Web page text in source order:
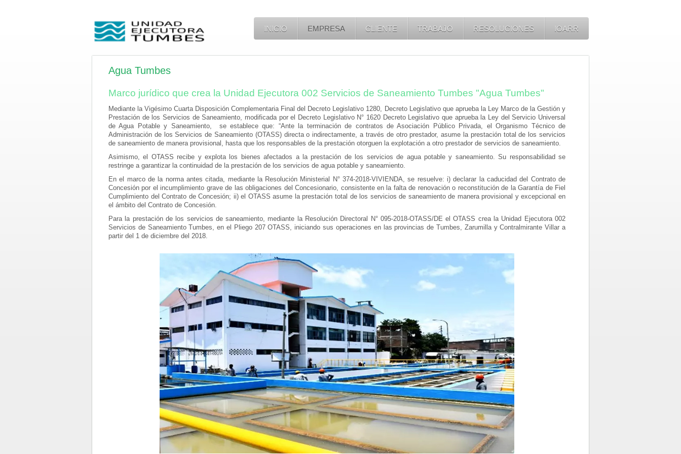
INICIO EMPRESA CLIENTE TRABAJO RESOLUCIONES IOARR
Agua Tumbes
Marco jurídico que crea la Unidad Ejecutora 002 Servicios de Saneamiento Tumbes "Agua Tumbes"
Mediante la Vigésimo Cuarta Disposición Complementaria Final del Decreto Legislativo 1280, Decreto Legislativo que aprueba la Ley Marco de la Gestión y
Prestación de los Servicios de Saneamiento, modificada por el Decreto Legislativo N° 1620 Decreto Legislativo que aprueba la Ley del Servicio Universal
de Agua Potable y Saneamiento, se establece que: “Ante la terminación de contratos de Asociación Público Privada, el Organismo Técnico de
Administración de los Servicios de Saneamiento (OTASS) directa o indirectamente, a través de otro prestador, asume la prestación total de los servicios
de saneamiento de manera provisional, hasta que los responsables de la prestación otorguen la explotación a otro prestador de servicios de saneamiento.
Asimismo, el OTASS recibe y explota los bienes afectados a la prestación de los servicios de agua potable y saneamiento. Su responsabilidad se
restringe a garantizar la continuidad de la prestación de los servicios de agua potable y saneamiento.
En el marco de la norma antes citada, mediante la Resolución Ministerial N° 374-2018-VIVIENDA, se resuelve: i) declarar la caducidad del Contrato de
Concesión por el incumplimiento grave de las obligaciones del Concesionario, consistente en la falta de renovación o reconstitución de la Garantía de Fiel
Cumplimiento del Contrato de Concesión; ii) el OTASS asume la prestación total de los servicios de saneamiento de manera provisional y excepcional en
el ámbito del Contrato de Concesión.
Para la prestación de los servicios de saneamiento, mediante la Resolución Directoral N° 095-2018-OTASS/DE el OTASS crea la Unidad Ejecutora 002
Servicios de Saneamiento Tumbes, en el Pliego 207 OTASS, iniciando sus operaciones en las provincias de Tumbes, Zarumilla y Contralmirante Villar a
partir del 1 de diciembre del 2018.